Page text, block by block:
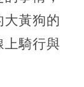
黃狗的
上騎行與